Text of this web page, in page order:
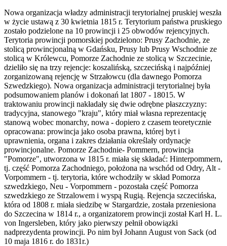
Nowa organizacja władzy administracji terytorialnej pruskiej weszła
w życie ustawą z 30 kwietnia 1815 r. Terytorium państwa pruskiego
zostało podzielone na 10 prowincji i 25 obwodów rejencyjnych.
Terytoria prowincji pomorskiej podzielono: Prusy Zachodnie, ze
stolicą prowincjonalną w Gdańsku, Prusy lub Prusy Wschodnie ze
stolicą w Królewcu, Pomorze Zachodnie ze stolicą w Szczecinie,
dzieliło się na trzy rejencje: koszalińską, szczecińską i najpóźniej
zorganizowaną rejencję w Strzałowcu (dla dawnego Pomorza
Szwedzkiego). Nowa organizacja administracji terytorialnej była
podsumowaniem planów i dokonań lat 1807 - 18015. W
traktowaniu prowincji nakładały się dwie odrębne płaszczyzny:
tradycyjna, stanowego "kraju", który miał własna reprezentację
stanową wobec monarchy, nowa - dopiero z czasem teoretycznie
opracowana: prowincja jako osoba prawna, której byt i
uprawnienia, organa i zakres działania określały ordynacje
prowincjonalne. Pomorze Zachodnie- Pommern, prowincja
"Pomorze", utworzona w 1815 r. miała się składać: Hinterpommern,
tj. część Pomorza Zachodniego, położona na wschód od Odry, Alt -
Vorpommern - tj. terytoria, które wchodziły w skład Pomorza
szwedzkiego, Neu - Vorpommern - pozostała część Pomorza
szwedzkiego ze Strzalowem i wyspą Rugią. Rejencja szczecińska,
która od 1808 r. miała siedzibę w Stargardzie, została przeniesiona
do Szczecina w 1814 r., a organizatorem prowincji został Karl H. L.
von Ingersleben, który jako pierwszy pełnił obowiązki
nadprezydenta prowincji. Po nim był Johann August von Sack (od
10 maja 1816 r. do 1831r.)